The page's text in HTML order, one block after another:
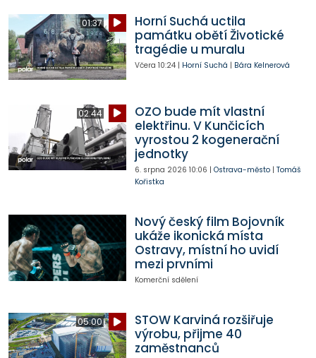
01:37
Horní Suchá uctila
památku obětí Životické
tragédie u muralu
Včera 10:24| Horní Suchá | Bára Kelnerová
02:44
OZO bude mít vlastní
elektřinu. V Kunčicích
vyrostou 2 kogenerační
jednotky
6. srpna 2026 10:06 | Ostrava-město| Tomáš
Kořistka
Nový český film Bojovník
ukáže ikonická místa
Ostravy, místní ho uvidí
mezi prvními
Komerční sdělení
05:00
STOW Karviná rozšiřuje
výrobu, přijme 40
zaměstnanců